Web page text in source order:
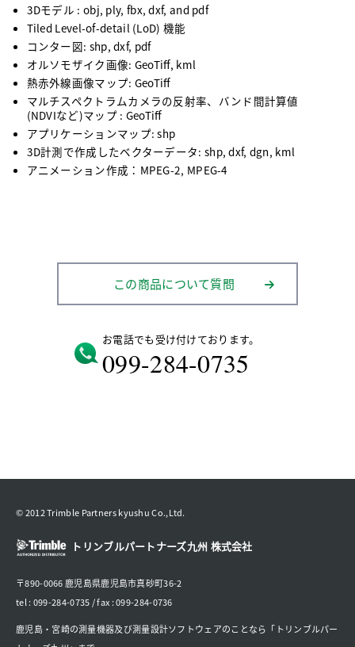
3Dモデル : obj, ply, fbx, dxf, and pdf
Tiled Level-of-detail (LoD) 機能
コンター図: shp, dxf, pdf
オルソモザイク画像: GeoTiff, kml
熱赤外線画像マップ: GeoTiff
マルチスペクトラムカメラの反射率、バンド間計算値
(NDVIなど)マップ : GeoTiff
アプリケーションマップ: shp
3D計測で作成したベクターデータ: shp, dxf, dgn, kml
アニメーション作成：MPEG-2, MPEG-4
この商品について質問
お電話でも受け付けております。
099-284-0735
© 2012 Trimble Partners kyushu Co.,Ltd.
トリンブルパートナーズ九州 株式会社
〒890-0066 鹿児島県鹿児島市真砂町36-2
tel : 099-284-0735 / fax : 099-284-0736
鹿児島・宮崎の測量機器及び測量設計ソフトウェアのことなら「トリンブルパー